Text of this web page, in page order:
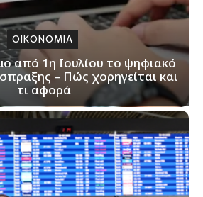
ΟΙΚΟΝΟΜΙΑ
από 1η Ιουλίου το ψηφιακό
– Πώς χορηγείται και
τι αφορά